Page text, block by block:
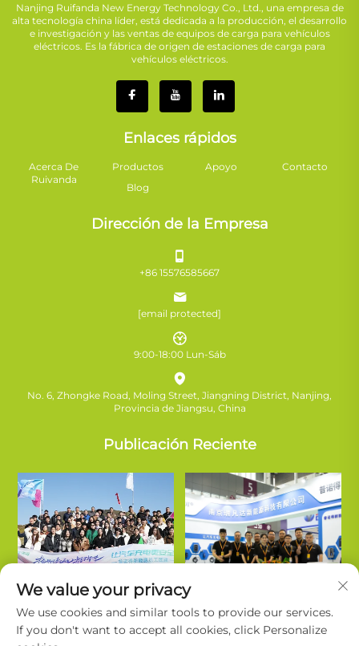
Nanjing Ruifanda New Energy Technology Co., Ltd., una empresa de
alta tecnología china líder, está dedicada a la producción, el desarrollo
e investigación y las ventas de equipos de carga para vehículos
eléctricos. Es la fábrica de origen de estaciones de carga para
vehículos eléctricos.
Enlaces rápidos
Acerca De
Ruivanda
Productos Apoyo
Contacto
Blog
Dirección de la Empresa
+86 15576585667
[email protected]
9:00-18:00 Lun-Sáb
No. 6, Zhongke Road, Moling Street, Jiangning District, Nanjing,
Provincia de Jiangsu, China
Publicación Reciente
We value your privacy
We use cookies and similar tools to provide our services.
If you don't want to accept all cookies, click Personalize